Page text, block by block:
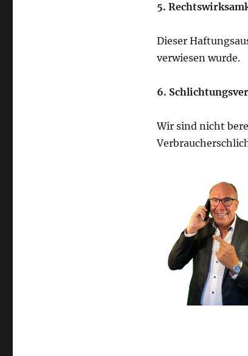
5.
Dieser
verwiesen wurde.
6.
Wir sind nicht